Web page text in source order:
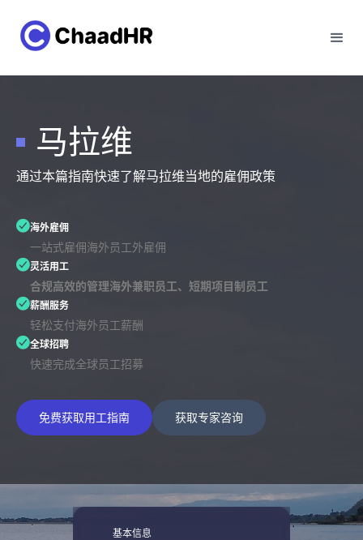
马拉维
通过本篇指南快速了解马拉维当地的雇佣政策
海外雇佣
一站式雇佣海外员工外雇佣
灵活用工
合规高效的管理海外兼职员工、短期项目制员工
薪酬服务
轻松支付海外员工薪酬
全球招聘
快速完成全球员工招募
免费获取用工指南 获取专家咨询
基本信息